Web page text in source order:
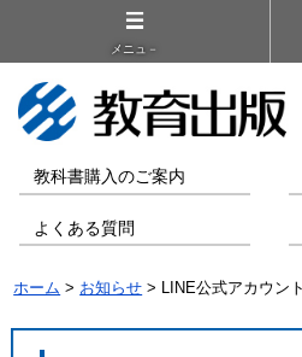
メニュ－
教科書購入のご案内
よくある質問
ホーム > お知らせ > LINE公式アカウン